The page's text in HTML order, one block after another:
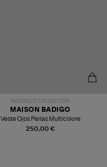
NOUVELLE COLLECTION
250,00 €
MAISON BADIGO
Veste Ojos Perlas Multicolore